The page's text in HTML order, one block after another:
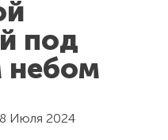
под
Июля 2024